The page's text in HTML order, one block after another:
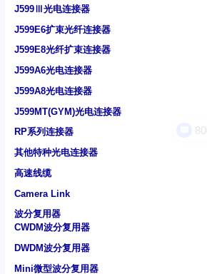
J599Ⅲ光电连接器
J599E6扩束光纤连接器
J599E8光纤扩束连接器
J599A6光电连接器
J599A8光电连接器
J599MT(GYM)光电连接器
RP系列连接器
其他特种光电连接器
高速线缆
Camera Link
波分复用器
CWDM波分复用器
DWDM波分复用器
Mini微型波分复用器